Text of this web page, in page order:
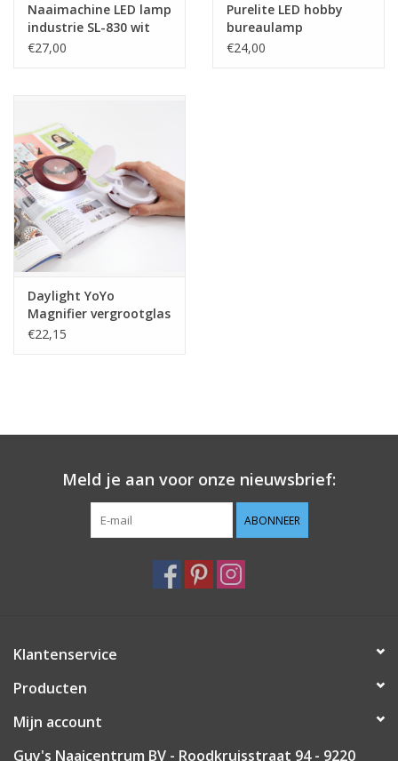
Naaimachine LED lamp
industrie SL-830 wit
€27,00
Purelite LED hobby
bureaulamp
€24,00
Daylight YoYo
Magnifier vergrootglas
met lamp
€22,15
Meld je aan voor onze nieuwsbrief:
ABONNEER
Klantenservice
Producten
Mijn account
Guy's Naaicentrum BV - Roodkruisstraat 94 - 9220